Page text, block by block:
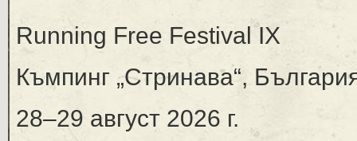
Running Free Festival IX
Къмпинг „Стринава“,
28–29 август 2026 г.